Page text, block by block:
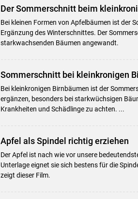
Der Sommerschnitt beim
Bei kleinen Formen von Apfelbäumen ist der
Ergänzung des Winterschnittes. Der
starkwachsenden Bäumen angewandt.
Sommerschnitt bei kleinkronigen
Bei kleinkronigen Birnbäumen ist der
ergänzen, besonders bei starkwüchsigen
Krankheiten und Schädlinge zu achten. ...
Apfel als Spindel richtig erziehen
Der Apfel ist nach wie vor unsere
Unterlage eignet sie sich bestens für die
zeigt dieser Film.